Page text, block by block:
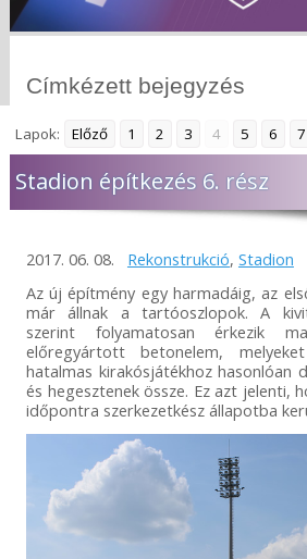
Címkézett bejegyzés
Lapok: Előző 1 2 3 4 5 6 7
Stadion építkezés 6. rész
2017. 06. 08. Rekonstrukció, Stadion
Az új építmény egy harmadáig, az
már állnak a tartóoszlopok. A
szerint folyamatosan érkezik
előregyártott betonelem,
hatalmas kirakósjátékhoz hasonlóan
és hegesztenek össze. Ez azt jelenti,
időpontra szerkezetkész állapotba